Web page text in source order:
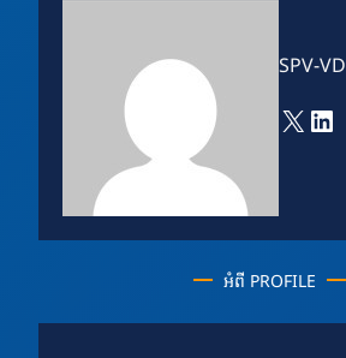
SPV-VD
X LinkedIn
អំពី PROFILE